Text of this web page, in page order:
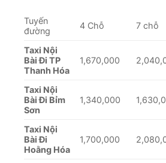
Tuyến
đường
4 Chỗ 7 chỗ
Taxi Nội
Bài Đi TP
Thanh Hóa
1,670,000
Taxi Nội
Bài Đi Bỉm
Sơn
1,340,000
Taxi Nội
Bài Đi
Hoằng Hóa
1,700,000